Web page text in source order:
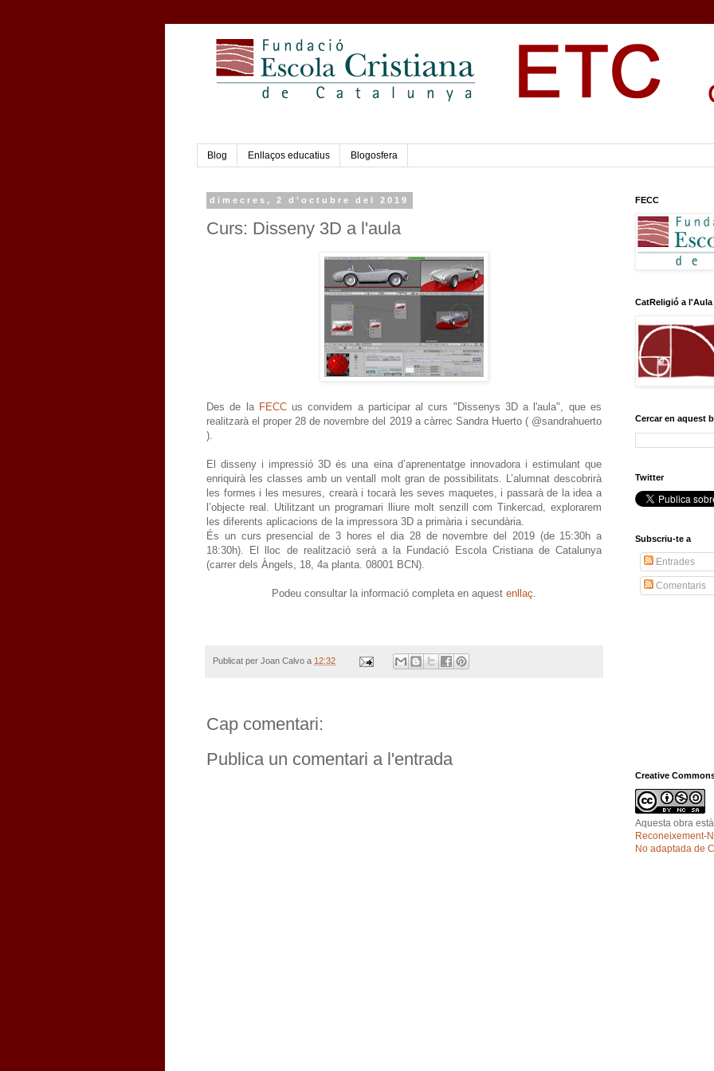
Blog Enllaços educatius Blogosfera
dimecres, 2 d’octubre del 2019
Curs: Disseny 3D a l'aula
Des de la FECCus convidem a participar al curs "Dissenys 3D a l'aula", que es
realitzarà el proper 28 de novembre del 2019 a càrrec Sandra Huerto ( @sandrahuerto
).
El disseny i impressió 3D és una eina d’aprenentatge innovadora i estimulant que
enriquirà les classes amb un ventall molt gran de possibilitats. L’alumnat descobrirà
les formes i les mesures, crearà i tocarà les seves maquetes, i passarà de la idea a
l’objecte real. Utilitzant un programari lliure molt senzill com Tinkercad, explorarem
les diferents aplicacions de la impressora 3D a primària i secundària.
És un curs presencial de 3 hores el dia 28 de novembre del 2019 (de 15:30h a
18:30h). El lloc de realització serà a la Fundació Escola Cristiana de Catalunya
(carrer dels Àngels, 18, 4a planta. 08001 BCN).
Podeu consultar la informació completa en aquest enllaç.
Publicat per Joan Calvo a 12:32
Cap comentari:
Publica un comentari a l'entrada
FECC
CatReligió a l'Aula
Cercar en aquest
Twitter
Subscriu-te a
Entrades
Comentaris
Creative
Aquesta obra
Reconeixement-
No adaptada de